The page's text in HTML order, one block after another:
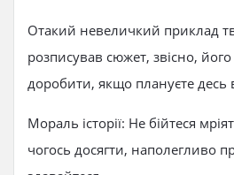
Отакий невеличкий приклад
розписував сюжет, звісно,
доробити, якщо плануєте десь
Мораль історії: Не бійтеся
чогось досягти, наполегливо